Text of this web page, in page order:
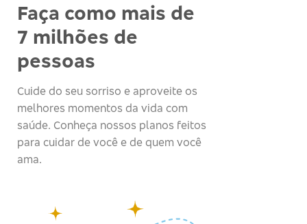
Faça como mais de
7 milhões de
pessoas
Cuide do seu sorriso e aproveite os
melhores momentos da vida com
saúde. Conheça nossos planos feitos
para cuidar de você e de quem você
ama.